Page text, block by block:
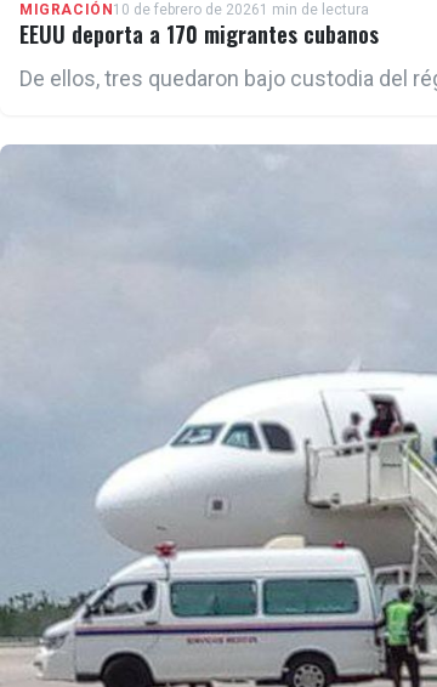
MIGRACIÓN 10 de febrero de 20261 min de lectura
EEUU deporta a 170 migrantes cubanos
De ellos, tres quedaron bajo custodia del